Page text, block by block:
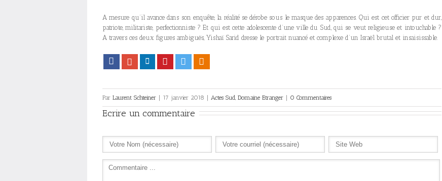
A mesure qu’il avance dans son enquête, la réalité se dérobe sous le masque des apparences. Qui est cet officier pur et dur,
patriote, militariste, perfectionniste ? Et qui est cette adolescente d’une ville du Sud, qui se veut religieuse et intouchable ?
A travers ces deux figures ambiguës, Yishaï Sarid dresse le portrait nuancé et complexe d’un Israël brutal et insaisissable.
Facebook Google+
Par Laurent Schteiner 17 janvier 2018 Actes Sud, Domaine Etranger 0 Commentaires
Ecrire un commentaire